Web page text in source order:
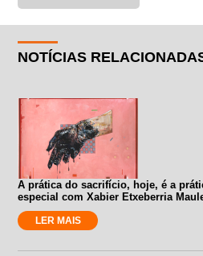
NOTÍCIAS
A prática do sacrifício, hoje, é a
especial com Xabier Etxeberria
LER MAIS